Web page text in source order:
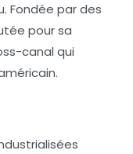
Fondée par des
pour sa
canal qui